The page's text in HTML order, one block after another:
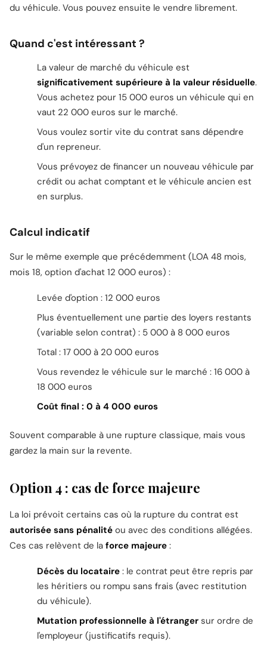
du véhicule. Vous pouvez ensuite le vendre librement.
Quand c'est intéressant ?
La valeur de marché du véhicule est
significativement supérieure à la valeur résiduelle.
Vous achetez pour 15 000 euros un véhicule qui en
vaut 22 000 euros sur le marché.
Vous voulez sortir vite du contrat sans dépendre
d'un repreneur.
Vous prévoyez de financer un nouveau véhicule par
crédit ou achat comptant et le véhicule ancien est
en surplus.
Calcul indicatif
Sur le même exemple que précédemment (LOA 48 mois,
mois 18, option d'achat 12 000 euros) :
Levée d'option : 12 000 euros
Plus éventuellement une partie des loyers restants
(variable selon contrat) : 5 000 à 8 000 euros
Total : 17 000 à 20 000 euros
Vous revendez le véhicule sur le marché : 16 000 à
18 000 euros
Coût final : 0 à 4 000 euros
Souvent comparable à une rupture classique, mais vous
gardez la main sur la revente.
Option 4 : cas de force majeure
La loi prévoit certains cas où la rupture du contrat est
autorisée sans pénalité ou avec des conditions allégées.
Ces cas relèvent de la force majeure :
Décès du locataire : le contrat peut être repris par
les héritiers ou rompu sans frais (avec restitution
du véhicule).
Mutation professionnelle à l'étranger sur ordre de
l'employeur (justificatifs requis).